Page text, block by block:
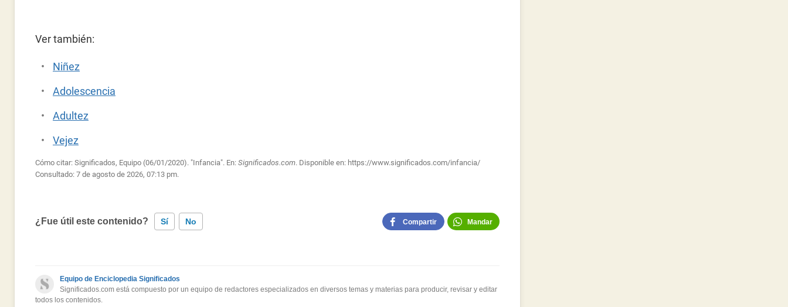
Ver también:
Niñez
Adolescencia
Adultez
Vejez
Cómo citar: Significados, Equipo (06/01/2020). "Infancia". En: Significados.com. Disponible en: https://www.significados.com/infancia/
Consultado: 7 de agosto de 2026, 07:13 pm.
¿Fue útil este contenido? Sí No
Este contenido no tiene la información que busco
Otro
Compartir Mandar
Equipo de Enciclopedia Significados
Significados.com está compuesto por un equipo de redactores especializados en diversos temas y materias para producir, revisar y editar
todos los contenidos.